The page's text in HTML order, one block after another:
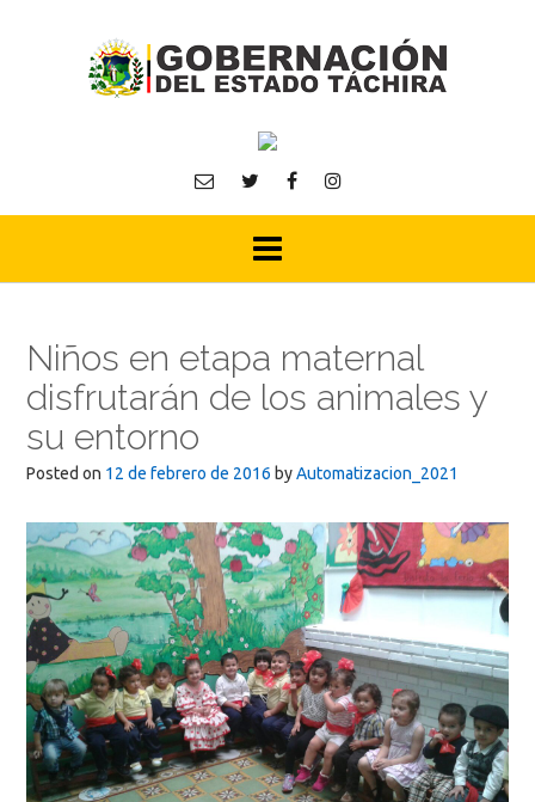
Niños en etapa maternal
disfrutarán de los animales y
su entorno
Posted on 12 de febrero de 2016 byAutomatizacion_2021